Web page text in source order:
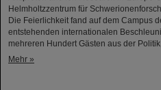
Helmholtzzentrum für
Die Feierlichkeit fand auf dem Campus
entstehenden internationalen
mehreren Hundert Gästen aus der
Mehr »